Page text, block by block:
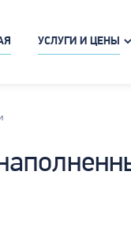
УСЛУГИ И ЦЕНЫ